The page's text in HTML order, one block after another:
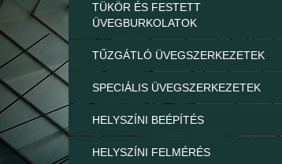
TÜKÖR ÉS FESTETT
ÜVEGBURKOLATOK
TŰZGÁTLÓ ÜVEGSZERKEZETEK
SPECIÁLIS ÜVEGSZERKEZETEK
HELYSZÍNI BEÉPÍTÉS
HELYSZÍNI FELMÉRÉS